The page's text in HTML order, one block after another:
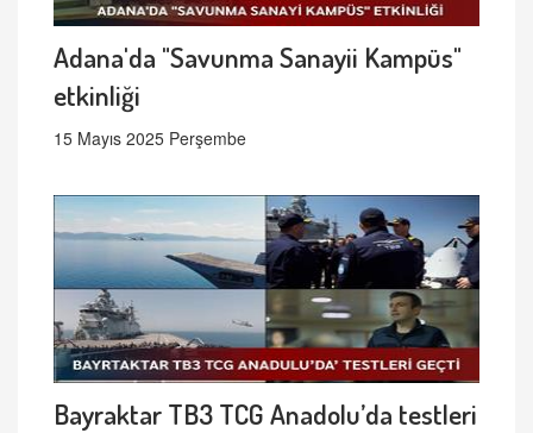
Adana'da "Savunma Sanayii Kampüs"
etkinliği
15 Mayıs 2025 Perşembe
Bayraktar TB3 TCG Anadolu’da testleri